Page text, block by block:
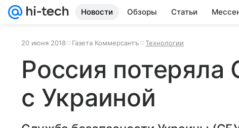
Новости Обзоры Статьи
20 июня 2018 Газета Коммерсантъ Технологии
Россия потеряла
с Украиной